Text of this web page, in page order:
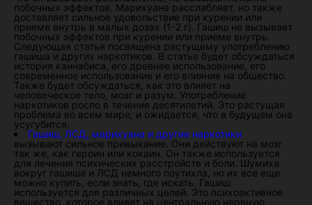
побочных эффектов. Марихуана расслабляет, но также
доставляет сильное удовольствие при курении или
приеме внутрь в малых дозах (1-2 г). Гашиш не вызывает
побочных эффектов при курении или приеме внутрь.
Следующая статья посвящена растущему употреблению
гашиша и других наркотиков. В статье будет обсуждаться
история каннабиса, его древнее использование, его
современное использование и его влияние на общество.
Также будет обсуждаться, как это влияет на
человеческое тело, мозг и разум. Употребление
наркотиков росло в течение десятилетий. Это растущая
проблема во всем мире, и ожидается, что в будущем она
усугубится.
Гашиш, ЛСД, марихуана и другие наркотики
вызывают сильное привыкание. Они действуют на мозг
так же, как героин или кокаин. Он также используется
для лечения психических расстройств и боли. Шумиха
вокруг гашиша и ЛСД немного поутихла, но их все еще
можно купить, если знать, где искать. Гашиш
используется для различных целей. Это психоактивное
вещество, которое влияет на центральную нервную